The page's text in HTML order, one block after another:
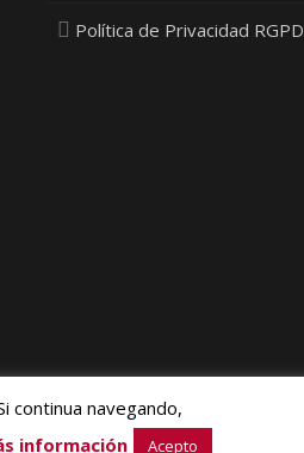
Política de Privacidad RGPD
continua navegando,
información Acepto